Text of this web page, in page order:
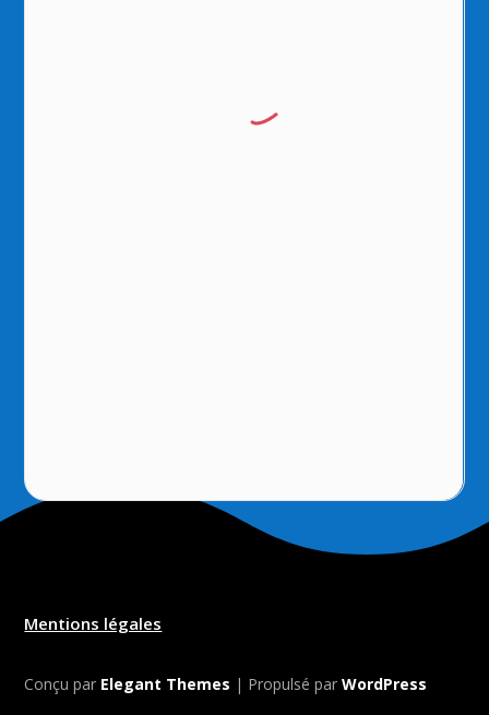
Mentions légales
Conçu par Elegant Themes | Propulsé parWordPress